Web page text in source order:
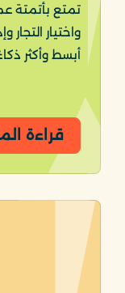
تمتع بأتمتة
واختيار التجار
أبسط وأكثر
قراءة